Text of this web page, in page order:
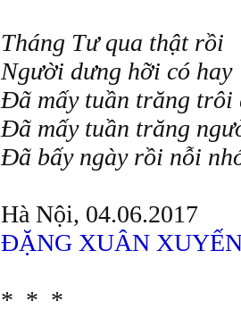
Tháng Tư qua thật rồi
Người dưng hỡi có hay
Đã mấy tuần trăng trôi
Đã mấy tuần trăng
Đã bấy ngày rồi nỗi
Hà Nội, 04.06.2017
ĐẶNG XUÂN
* * *